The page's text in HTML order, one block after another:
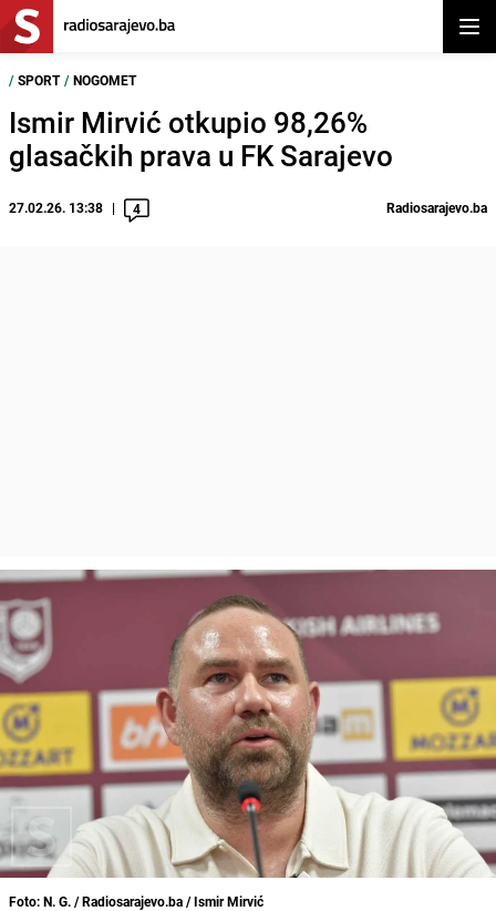
/ SPORT / NOGOMET
Ismir Mirvić otkupio 98,26%
glasačkih prava u FK Sarajevo
27.02.26. 13:38 4 Radiosarajevo.ba
Foto: N. G. / Radiosarajevo.ba / Ismir Mirvić